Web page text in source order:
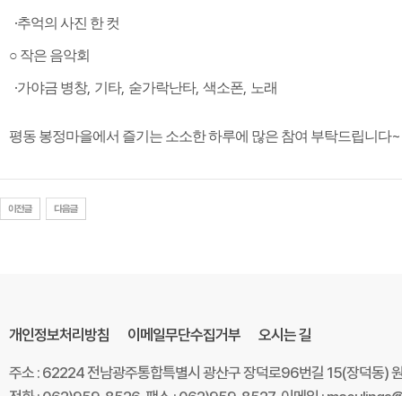
·추억의 사진 한 컷
○ 작은 음악회
·가야금 병창, 기타, 숟가락난타, 색소폰 노래
평동 봉정마을에서 즐기는 소소한 하루에 많은 참여 부탁드립니다
개인정보처리방침 이메일무단수집거부 오시는 길
주소 : 62224 전남광주통합특별시 광산구 장덕로96번길 15(장덕동)